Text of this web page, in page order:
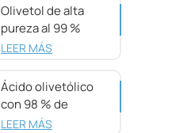
Olivetol de alta
pureza al 99 %
CAS 500-66-3
LEER MÁS
Ácido olivetólico
con 98 % de
pureza CAS 491-
LEER MÁS